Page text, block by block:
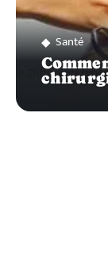
Santé